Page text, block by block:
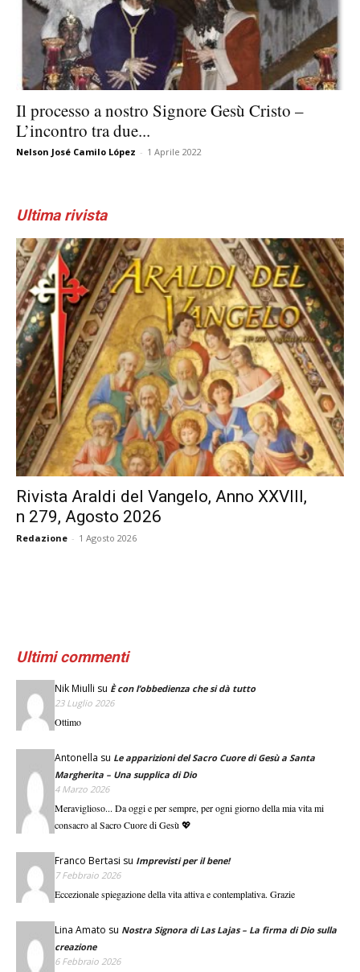
Il processo a nostro Signore Gesù Cristo –
L’incontro tra due...
Nelson José Camilo López - 1 Aprile 2022
Ultima rivista
Rivista Araldi del Vangelo, Anno XXVIII,
n 279, Agosto 2026
Redazione - 1 Agosto 2026
Ultimi commenti
Nik Miulli su È con l’obbedienza che si dà tutto
23 Luglio 2026
Ottimo
Antonella su Le apparizioni del Sacro Cuore di Gesù a Santa
Margherita – Una supplica di Dio
4 Marzo 2026
Meraviglioso... Da oggi e per sempre, per ogni giorno della mia vita mi
consacro al Sacro Cuore di Gesù 💖
Franco Bertasi su Imprevisti per il bene!
7 Febbraio 2026
Eccezionale spiegazione della vita attiva e contemplativa. Grazie
Lina Amato su Nostra Signora di Las Lajas – La firma di Dio sulla
creazione
6 Febbraio 2026